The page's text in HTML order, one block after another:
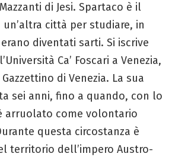
di Jesi. Spartaco è il
città per studiare, in
diventati sarti. Si iscrive
Ca’ Foscari a Venezia,
di Venezia. La sua
sei anni, fino a quando, con lo
arruolato come volontario
questa circostanza è
territorio dell’impero Austro-